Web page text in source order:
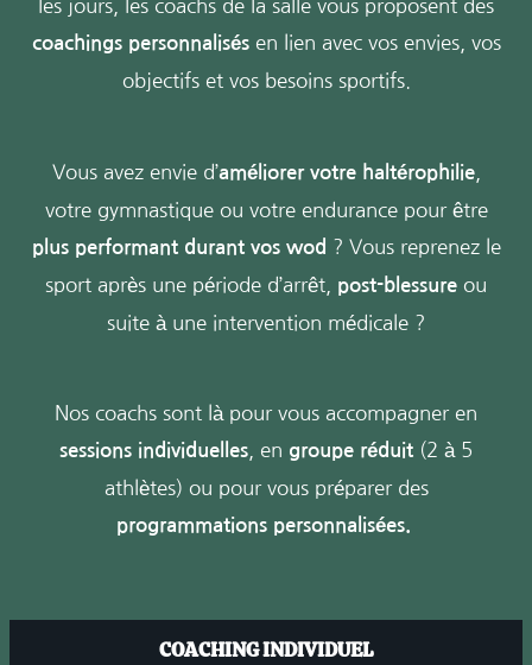
les jours, les coachs de la salle vous proposent des
coachings personnalisésen lien avec vos envies, vos
objectifs et vos besoins sportifs.
Vous avez envie d’améliorer votre haltérophilie,
votre gymnastique ou votre endurance pour être
plus performant durant vos wod ? Vous reprenez le
sport après une période d’arrêt, post-blessure ou
suite à une intervention médicale ?
Nos coachs sont là pour vous accompagner en
sessions individuelles , en groupe réduit (2 à 5
athlètes) ou pour vous préparer des
programmations personnalisées.
COACHING INDIVIDUEL